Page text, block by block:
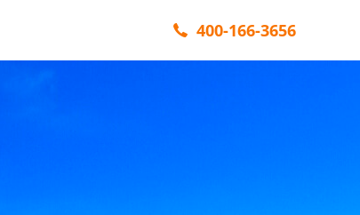
400-166-3656